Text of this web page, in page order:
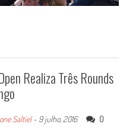
Realiza Três Rounds
Saltiel- 9 julho, 2016 0